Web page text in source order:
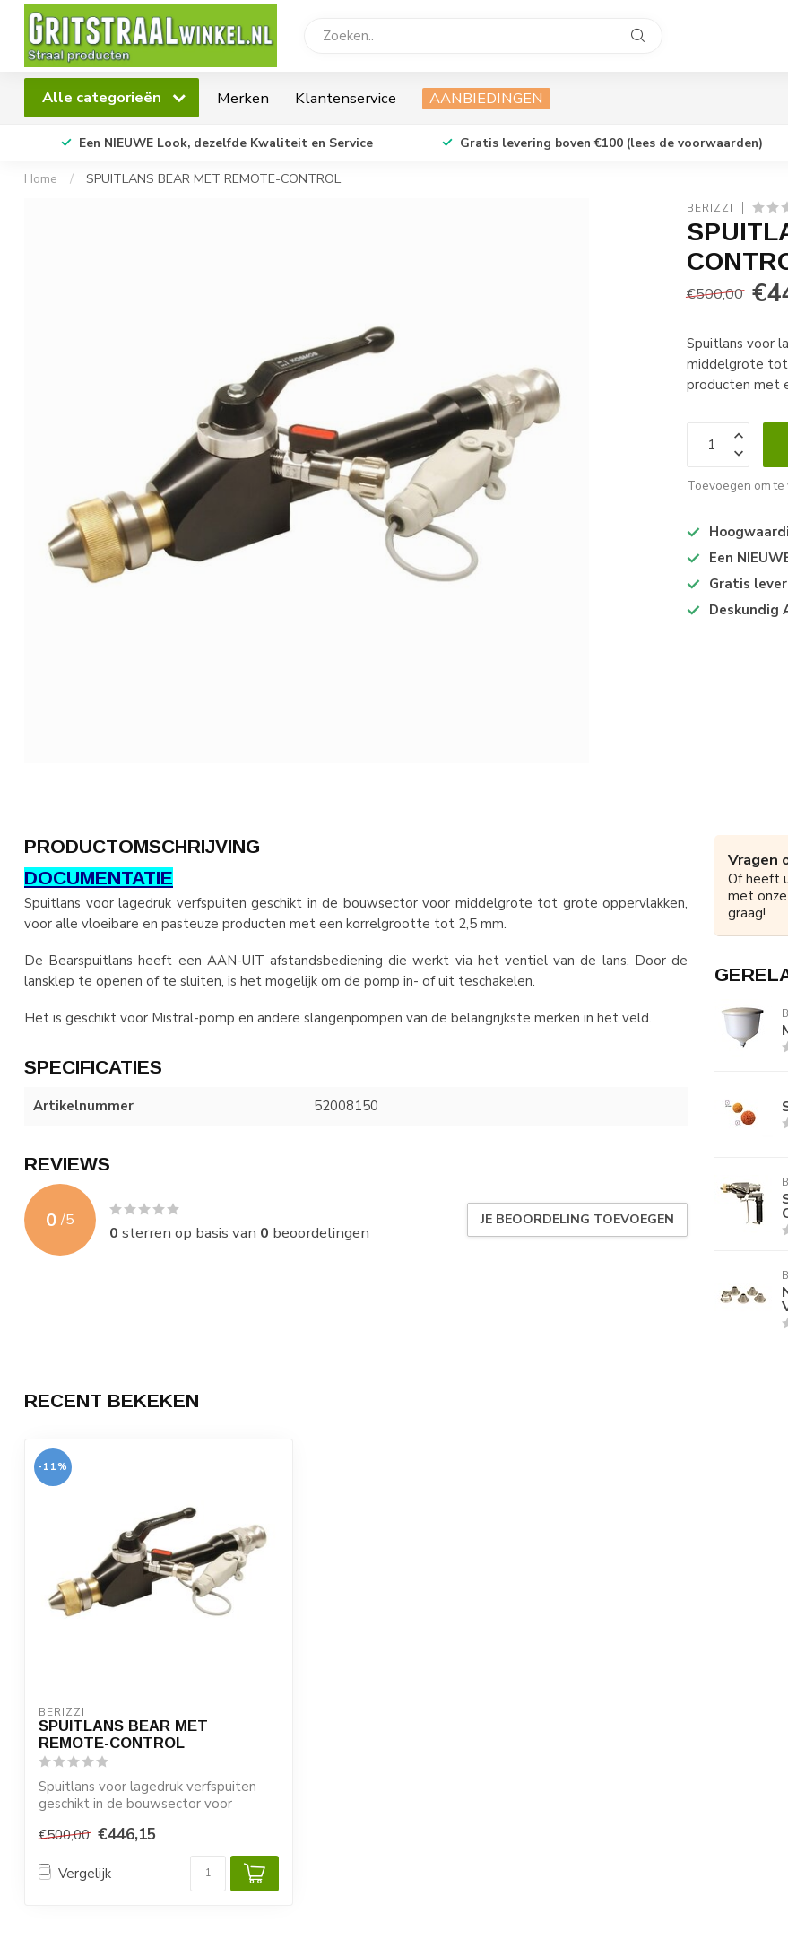
Alle categorieën Merken Klantenservice AANBIEDINGEN
Een NIEUWE Look, dezelfde Kwaliteit en Service Gratis levering boven €100 (lees de voorwaarden)
Home / SPUITLANS BEAR MET REMOTE-CONTROL
BERIZZI
€500,00
Spuitlans voor
middelgrote tot
producten met
Toevoegen om
Een
Gratis
Deskundig
PRODUCTOMSCHRIJVING
DOCUMENTATIE
Spuitlans voor lagedruk verfspuiten geschikt in de bouwsector voor middelgrote tot grote oppervlakken,
voor alle vloeibare en pasteuze producten met een korrelgrootte tot 2,5 mm.
De Bearspuitlans heeft een AAN-UIT afstandsbediening die werkt via het ventiel van de lans. Door de
lansklep te openen of te sluiten, is het mogelijk om de pomp in- of uit teschakelen.
Het is geschikt voor Mistral-pomp en andere slangenpompen van de belangrijkste merken in het veld.
SPECIFICATIES
Artikelnummer 52008150
REVIEWS
0 /5
0 sterren op basis van 0 beoordelingen
JE BEOORDELING TOEVOEGEN
Vragen
Of heeft
met
graag!
RECENT BEKEKEN
-11%
BERIZZI
SPUITLANS BEAR MET
REMOTE-CONTROL
Spuitlans voor lagedruk verfspuiten
geschikt in de bouwsector voor
€500,00 €446,15
Vergelijk